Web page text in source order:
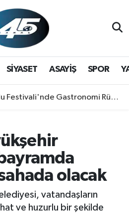
SİYASET ASAYİŞ SPOR
Rüzgarı: Lezzetin Yıldızı "Manisa Kebabı" Oldu!
olacak
vatandaşların
ve huzurlu bir şekilde